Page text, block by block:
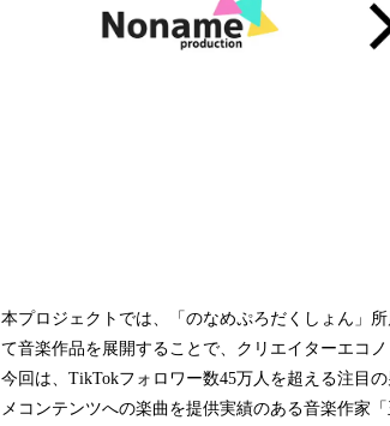
本プロジェクトでは、「のなめぷろだくしょん」
て音楽作品を展開することで、クリエイターエコ
今回は、TikTokフォロワー数45万人を超える注目
メコンテンツへの楽曲を提供実績のある音楽作家